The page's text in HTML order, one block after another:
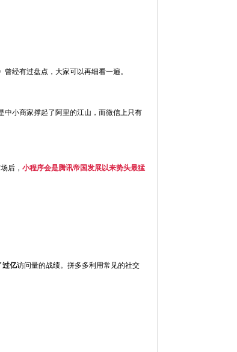
曾经有过盘点，大家可以再细看一遍。
中小商家撑起了阿里的江山，而微信上只有
后， 小程序会是腾讯帝国发展以来势头最猛
过亿访问量的战绩。拼多多利用常见的社交